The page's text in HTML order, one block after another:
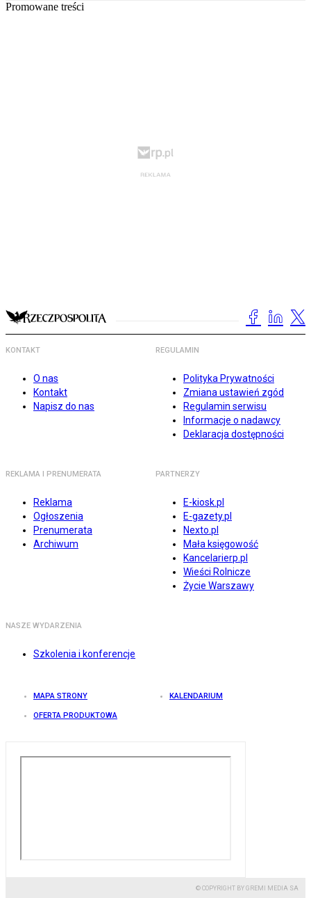
Promowane treści
KONTAKT
O nas
Kontakt
Napisz do nas
REGULAMIN
Polityka Prywatności
Zmiana ustawień zgód
Regulamin serwisu
Informacje o nadawcy
Deklaracja dostępności
REKLAMA I PRENUMERATA
Reklama
Ogłoszenia
Prenumerata
Archiwum
PARTNERZY
E-kiosk.pl
E-gazety.pl
Nexto.pl
Mała księgowość
Kancelarierp.pl
Wieści Rolnicze
Życie Warszawy
NASZE WYDARZENIA
Szkolenia i konferencje
MAPA STRONY KALENDARIUM
OFERTA PRODUKTOWA
© COPYRIGHT BY GREMI MEDIA SA